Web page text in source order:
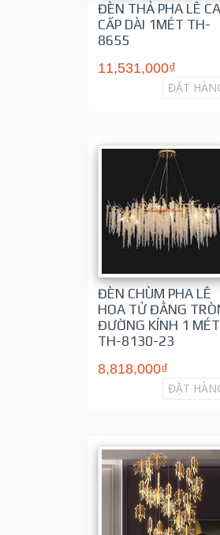
ĐÈN THẢ PHA LÊ
CẤP DÀI 1MÉT TH-
8655
11,531,000₫
ĐẶT
ĐÈN CHÙM PHA LÊ
HOA TỬ ĐẰNG
ĐƯỜNG KÍNH 1 MÉT
TH-8130-23
8,818,000₫
ĐẶT